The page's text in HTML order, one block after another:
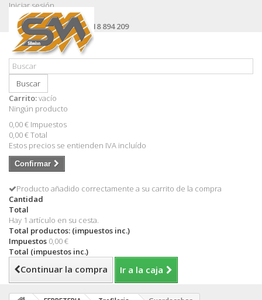
Iniciar sesión
Contacte con nosotros
Llámanos ahora:+34 618 894 209
Buscar
Carrito:vacío
Ningún producto
0,00 € Impuestos
0,00 €Total
Estos precios se entienden IVA incluído
Confirmar
Producto añadido correctamente a su carrito de la compra
Cantidad
Total
Hay 1 artículo en su cesta.
Total productos: (impuestos inc.)
Impuestos 0,00 €
Total (impuestos inc.)
Continuar la compra Ir a la caja